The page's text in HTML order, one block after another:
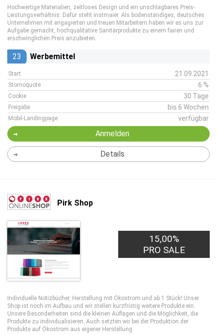
Hochwertige Materialien, zeitloses Design und ein unschlagbares Preis-
Leistungsverhältnis: Dafür steht instmaier. Als bodenständiges, deutsches
Unternehmen mit engagierten und treuen Mitarbeitern haben wir es uns zur
Aufgabe gemacht, hochqualitative Sanitärprodukte zu einem fairen und
erschwinglichen Preis anzubieten.
23 Werbemittel
Start 21.09.2021
Stornoquote 6 %
Cookie 30 Tage
Freigabe bis 6 Wochen
Mobil-Landingpage verfügbar
Anmelden
Details
Pirk Shop
15,00%
PRO SALE
Individuelle Notizbücher, Herstellung mit Ökostrom und ab 1 Stück! Unser
Shop ist noch im Aufbau und wir stellen kurzfristig weitere Produkte ein.
Unsere Besonderheiten sind die kleinen Auflagen und die Möglichkeit, die
Produkte zu individualisieren. Auch setzten wir bei der Produktion der
Produkte auf Ökostrom aus eigener Herstellung.